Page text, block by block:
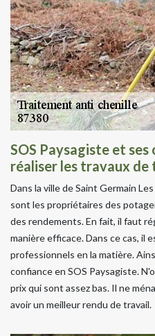
SOS Paysagiste et
réaliser les travaux
Dans la ville de Saint Germain
sont les propriétaires des
des rendements. En fait, il faut
manière efficace. Dans ce cas, il
professionnels en la matière.
confiance en SOS Paysagiste.
prix qui sont assez bas. Il ne
avoir un meilleur rendu de travail.